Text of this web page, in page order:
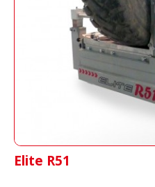
Vulkanisierpresse
Industriereifen
Elite R51